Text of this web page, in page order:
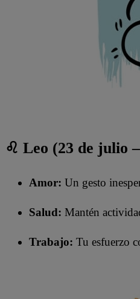
♌ Leo (23 de julio
Amor: Un gesto
Salud: Mantén
Trabajo: Tu esfuerzo